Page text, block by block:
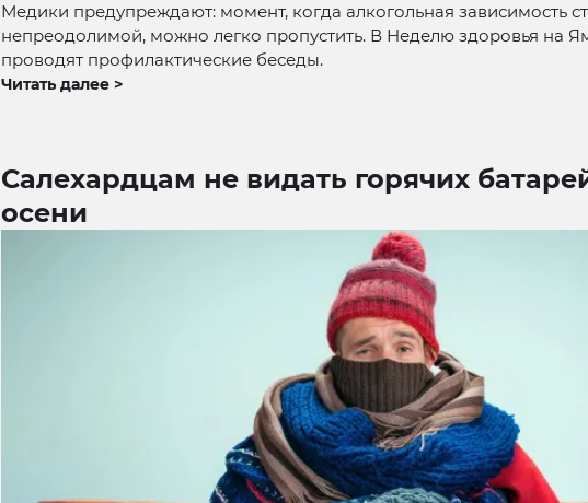
Медики предупреждают: момент, когда алкогольная зависимость
непреодолимой, можно легко пропустить. В Неделю здоровья на
проводят профилактические беседы.
Читать далее >
Салехардцам не видать горячих
осени